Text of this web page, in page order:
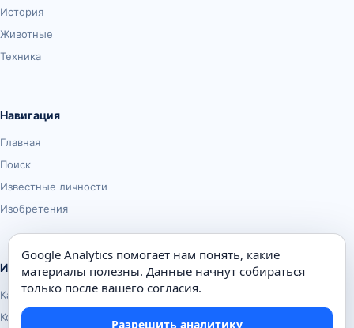
История
Животные
Техника
Навигация
Главная
Поиск
Известные личности
Изобретения
Информация
Карта сайта
Контакты
Google Analytics помогает нам понять, какие
материалы полезны. Данные начнут собираться
только после вашего согласия.
Разрешить аналитику